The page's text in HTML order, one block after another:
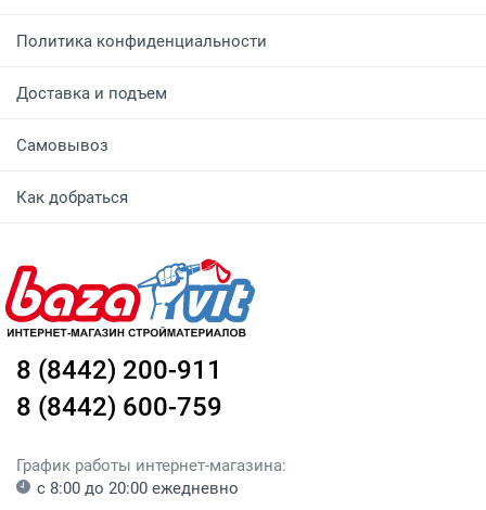
Политика конфиденциальности
Доставка и подъем
Самовывоз
Как добраться
8 (8442) 200-911
8 (8442) 600-759
График работы интернет-магазина:
с 8:00 до 20:00 ежедневно